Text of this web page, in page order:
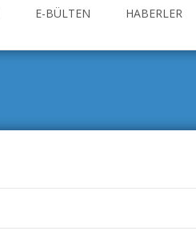
E-BÜLTEN HABERLER